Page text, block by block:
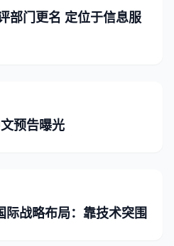
部门更名 定位于信息服
预告曝光
际战略布局：靠技术突围